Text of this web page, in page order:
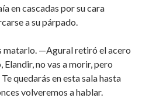
en cascadas por su cara
a su párpado.
matarlo. —Agural retiró el acero
no vas a morir, pero
quedarás en esta sala hasta
volveremos a hablar.